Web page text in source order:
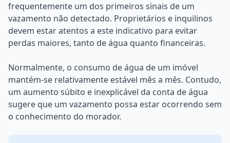
frequentemente um dos primeiros sinais de um
vazamento não detectado. Proprietários e inquilinos
devem estar atentos a este indicativo para evitar
perdas maiores, tanto de água quanto financeiras.
Normalmente, o consumo de água de um imóvel
mantém-se relativamente estável mês a mês. Contudo,
um aumento súbito e inexplicável da conta de água
sugere que um vazamento possa estar ocorrendo sem
o conhecimento do morador.